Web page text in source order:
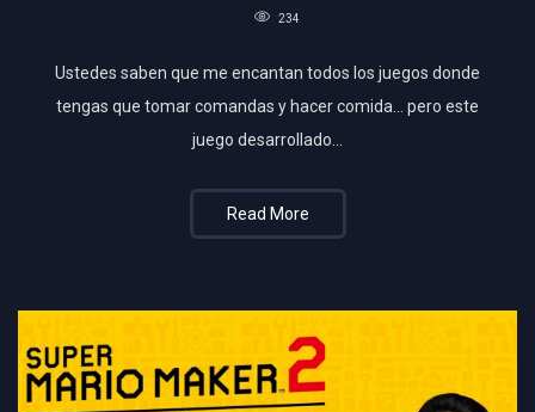
234
Ustedes saben que me encantan todos los juegos donde
tengas que tomar comandas y hacer comida… pero este
juego desarrollado…
Read More